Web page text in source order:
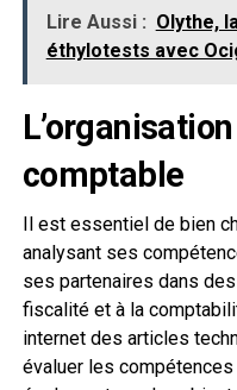
Lire Aussi : Olythe,
éthylotests avec
comptable
Il est essentiel de bien
analysant ses
ses partenaires dans
fiscalité et à la
internet des articles
évaluer les